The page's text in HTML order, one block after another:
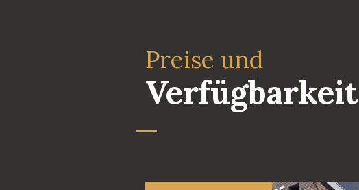
Preise und
Verfügbarkeit